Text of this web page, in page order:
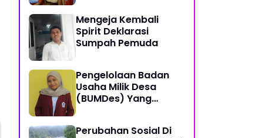
Mengeja Kembali
Spirit Deklarasi
Sumpah Pemuda
Pengelolaan Badan
Usaha Milik Desa
(BUMDes) Yang
Perubahan Sosial Di